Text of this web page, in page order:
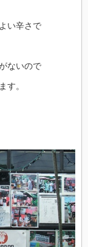
い辛さで
ないので
す。